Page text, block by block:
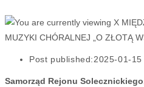
Post published:2025-01-15
Samorząd Rejonu